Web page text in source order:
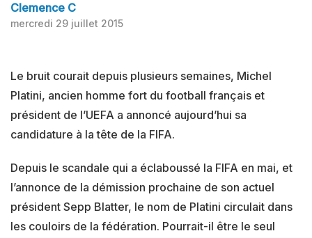
Clemence C
mercredi 29 juillet 2015
Le bruit courait depuis plusieurs semaines, Michel
Platini, ancien homme fort du football français et
président de l’UEFA a annoncé aujourd’hui sa
candidature à la tête de la FIFA.
Depuis le scandale qui a éclaboussé la FIFA en mai, et
l’annonce de la démission prochaine de son actuel
président Sepp Blatter, le nom de Platini circulait dans
les couloirs de la fédération. Pourrait-il être le seul